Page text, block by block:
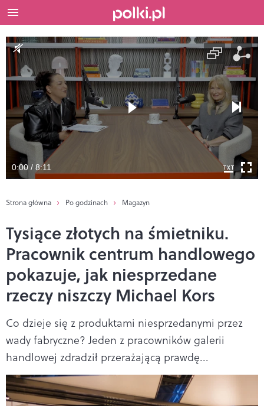
0:00 / 8:11
Strona główna Po godzinach Magazyn
Tysiące złotych na śmietniku.
Pracownik centrum handlowego
pokazuje, jak niesprzedane
rzeczy niszczy Michael Kors
Co dzieje się z produktami niesprzedanymi przez
wady fabryczne? Jeden z pracowników galerii
handlowej zdradził przerażającą prawdę...